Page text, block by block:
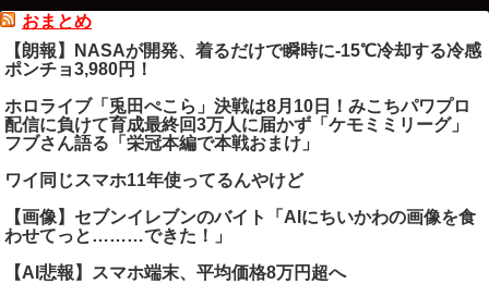
おまとめ
【朗報】NASAが開発、着るだけで瞬時に-15℃冷却する冷感
ポンチョ3,980円！
ホロライブ「兎田ぺこら」決戦は8月10日！みこちパワプロ
配信に負けて育成最終回3万人に届かず「ケモミミリーグ」
フブさん語る「栄冠本編で本戦おまけ」
ワイ同じスマホ11年使ってるんやけど
【画像】セブンイレブンのバイト「AIにちいかわの画像を食
わせてっと………できた！」
【AI悲報】スマホ端末、平均価格8万円超へ